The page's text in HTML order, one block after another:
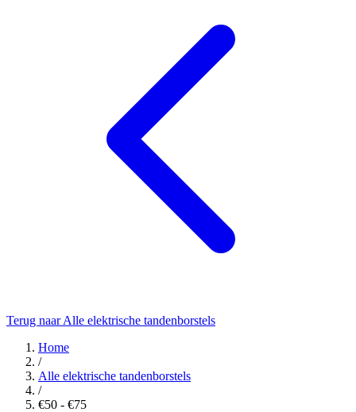
Terug naar Alle elektrische tandenborstels
Home
/
Alle elektrische tandenborstels
/
€50 - €75